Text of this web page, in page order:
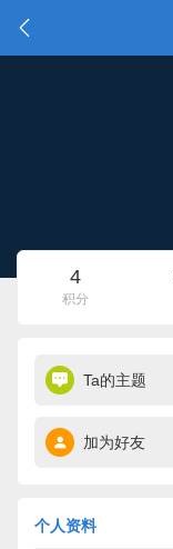
4
积分
Ta的主题
加为好友
个人资料